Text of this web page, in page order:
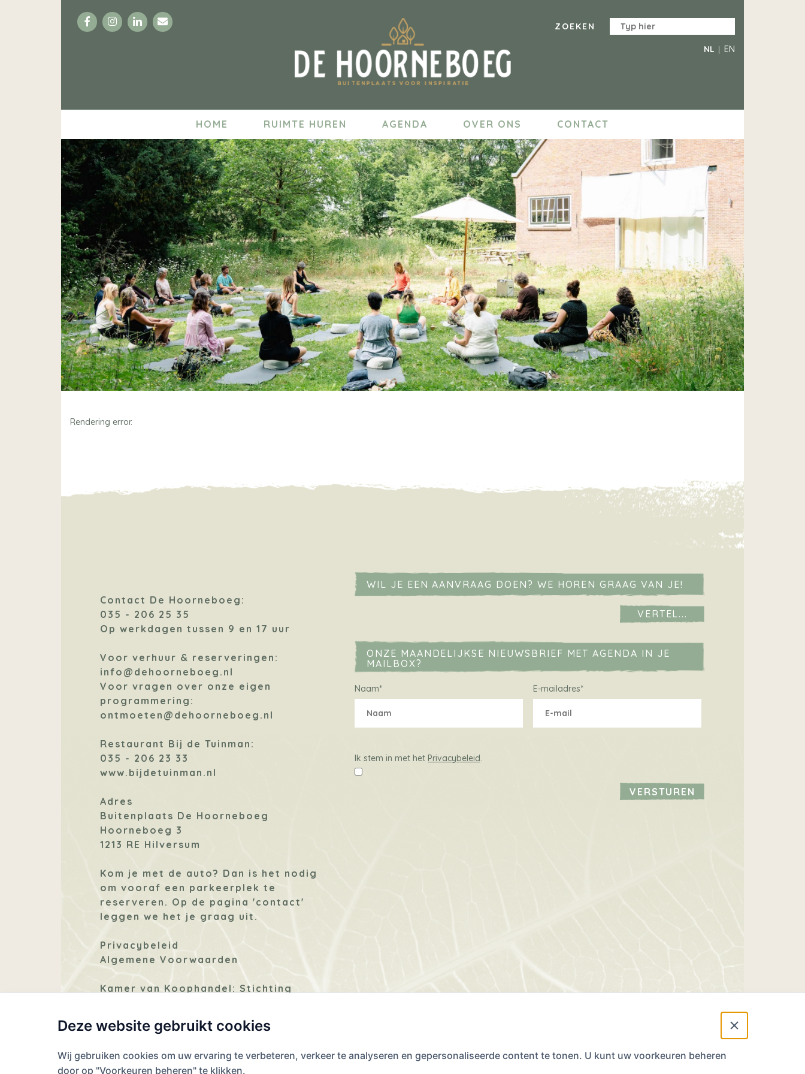
FacebookInstagram
LinkedIn
Email
NL EN
HOME RUIMTE HUREN AGENDA OVER ONS CONTACT
Rendering error.
Contact De Hoorneboeg:
035 - 206 25 35
Op werkdagen tussen 9 en 17 uur
Voor verhuur & reserveringen:
info@dehoorneboeg.nl
Voor vragen over onze eigen
programmering:
ontmoeten@dehoorneboeg.nl
Restaurant Bij de Tuinman:
035 - 206 23 33
www.bijdetuinman.nl
Adres
Buitenplaats De Hoorneboeg
Hoorneboeg 3
1213 RE Hilversum
Kom je met de auto? Dan is het nodig
om vooraf een parkeerplek te
reserveren. Op de pagina 'contact'
leggen we het je graag uit.
Privacybeleid
Algemene Voorwaarden
Kamer van Koophandel: Stichting
Hoorneboeg, 74783823
WIL JE EEN AANVRAAG DOEN? WE HOREN GRAAG VAN JE!
VERTEL...
ONZE MAANDELIJKSE NIEUWSBRIEF MET AGENDA IN JE
MAILBOX?
Naam* E-mailadres*
stem
in
Ik stem in met het Privacybeleid.
Facebook
Instagram
LinkedIn
Email
Deze website gebruikt cookies
Wij gebruiken cookies om uw ervaring te verbeteren, verkeer te analyseren en gepersonaliseerde content te tonen. U kunt uw voorkeuren beheren
door op "Voorkeuren beheren" te klikken.